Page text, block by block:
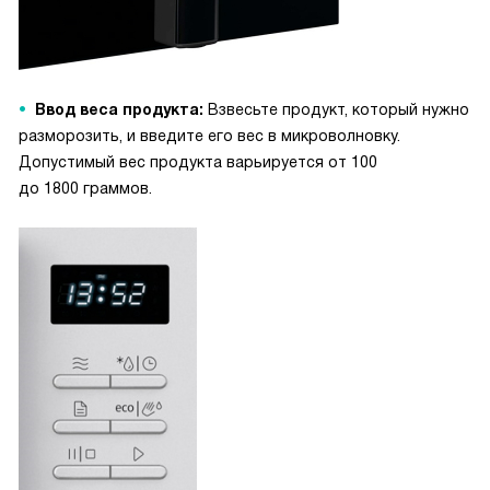
Ввод веса продукта: Взвесьте продукт, который нужно
разморозить, и введите его вес в микроволновку.
Допустимый вес продукта варьируется от 100
до 1800 граммов.